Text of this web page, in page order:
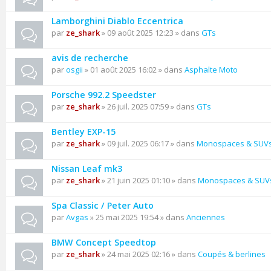
Lamborghini Diablo Eccentrica
par ze_shark» 09 août 2025 12:23 » dans GTs
avis de recherche
parosgii » 01 août 2025 16:02 » dans Asphalte Moto
Porsche 992.2 Speedster
par ze_shark» 26 juil. 2025 07:59 » dans GTs
Bentley EXP-15
par ze_shark» 09 juil. 2025 06:17 » dans Monospaces &
Nissan Leaf mk3
par ze_shark» 21 juin 2025 01:10 » dans Monospaces &
Spa Classic / Peter Auto
parAvgas » 25 mai 2025 19:54 » dans Anciennes
BMW Concept Speedtop
par ze_shark» 24 mai 2025 02:16 » dans Coupés & berlines